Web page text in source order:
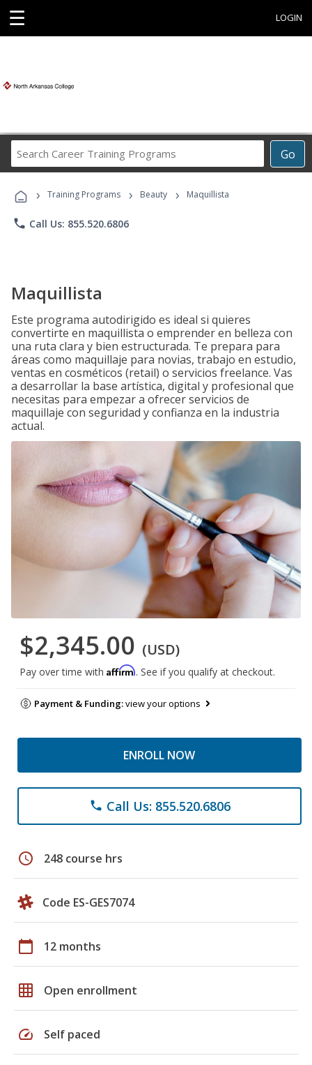
☰ LOGIN
Go
Career
Programs
› Training Programs › Beauty › Maquillista
phone Call Us: 855.520.6806
Maquillista
Este programa autodirigido es ideal si quieres
convertirte en maquillista o emprender en belleza con
una ruta clara y bien estructurada. Te prepara para
áreas como maquillaje para novias, trabajo en estudio,
ventas en cosméticos (retail) o servicios freelance. Vas
a desarrollar la base artística, digital y profesional que
necesitas para empezar a ofrecer servicios de
maquillaje con seguridad y confianza en la industria
actual.
$2,345.00 (USD)
Pay over time with Affirm. See if you qualify at checkout.
Payment & Funding:view your options
ENROLL NOW
phone Call Us: 855.520.6806
schedule 248 course hrs
Code ES-GES7074
calendar_today 12 months
grid_on Open enrollment
speed Self paced